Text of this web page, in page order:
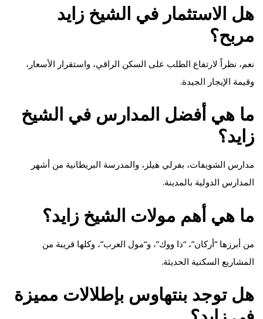
هل الاستثمار في الشيخ زايد
مربح؟
نعم، نظراً لارتفاع الطلب على السكن الراقي، واستقرار الأسعار،
وقيمة الإيجار الجيدة.
ما هي أفضل المدارس في الشيخ
زايد؟
مدارس الشويفات، بفرلي هيلز، والمدرسة البريطانية من أشهر
المدارس الدولية بالمدينة.
ما هي أهم مولات الشيخ زايد؟
من أبرزها “أركان”، “ذا ووك”، و“مول العرب”، وكلها قريبة من
المشاريع السكنية الحديثة.
هل توجد بنتهاوس بإطلالات مميزة